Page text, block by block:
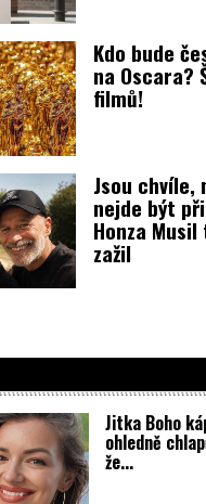
Kdo bude
na Oscara?
filmů!
Jsou chvíle,
nejde být
Honza
zažil
Jitka Boho
ohledně
že...